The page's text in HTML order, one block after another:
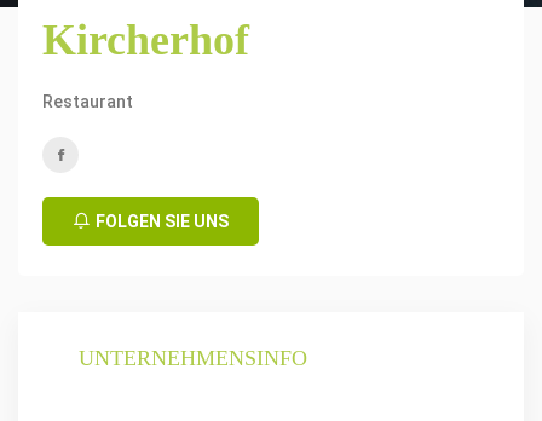
Kircherhof
Restaurant
FOLGEN SIE UNS
UNTERNEHMENSINFO